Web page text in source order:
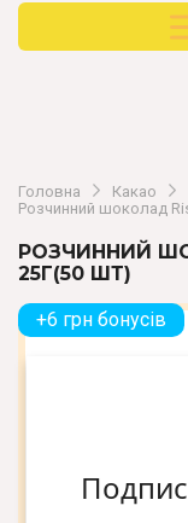
Головна
Какао
Розчинний шоколад
РОЗЧИННИЙ
25Г(50 ШТ)
+6 грн бонусів